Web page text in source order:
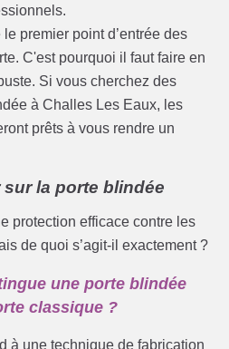
le premier point d’entrée des
C'est pourquoi il faut faire en
Si vous cherchez des
à Challes Les Eaux, les
prêts à vous rendre un
la porte blindée
protection efficace contre les
de quoi s’agit-il exactement ?
une porte blindée
classique ?
à une technique de fabrication